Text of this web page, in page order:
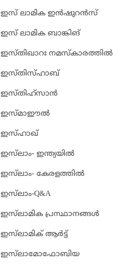
ഇസ് ലാമിക ഇന്‍ഷുറന്‍സ്‌
ഇസ് ലാമിക ബാങ്കിങ്‌
ഇസ്തിഖാറഃ നമസ്‌കാരത്തില്‍
ഇസ്തിസ്ഹാബ്
ഇസ്തിഹ്‌സാന്‍
ഇസ്മാഈല്‍
ഇസ്ഹാഖ്‌
ഇസ്‌ലാം- ഇന്ത്യയില്‍
ഇസ്‌ലാം- കേരളത്തില്‍
ഇസ്‌ലാം-Q&A
ഇസ്‌ലാമിക പ്രസ്ഥാനങ്ങള്‍
ഇസ്‌ലാമിക് ആര്‍ട്ട്
ഇസ്‌ലാമോഫോബിയ